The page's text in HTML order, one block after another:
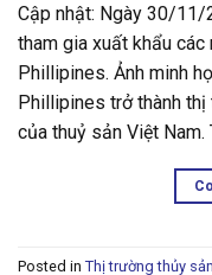
Cập nhật: Ngày 30/11/
tham gia xuất khẩu
Phillipines. Ảnh minh
Phillipines trở thành
của thuỷ sản Việt Nam.
Posted in Thị trường thủy sản